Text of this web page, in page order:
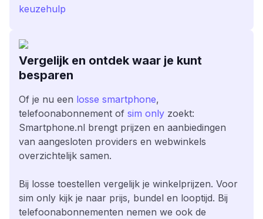
keuzehulp
Vergelijk en ontdek waar je kunt
besparen
Of je nu een losse smartphone,
telefoonabonnement of sim only zoekt:
Smartphone.nl brengt prijzen en aanbiedingen
van aangesloten providers en webwinkels
overzichtelijk samen.
Bij losse toestellen vergelijk je winkelprijzen. Voor
sim only kijk je naar prijs, bundel en looptijd. Bij
telefoonabonnementen nemen we ook de